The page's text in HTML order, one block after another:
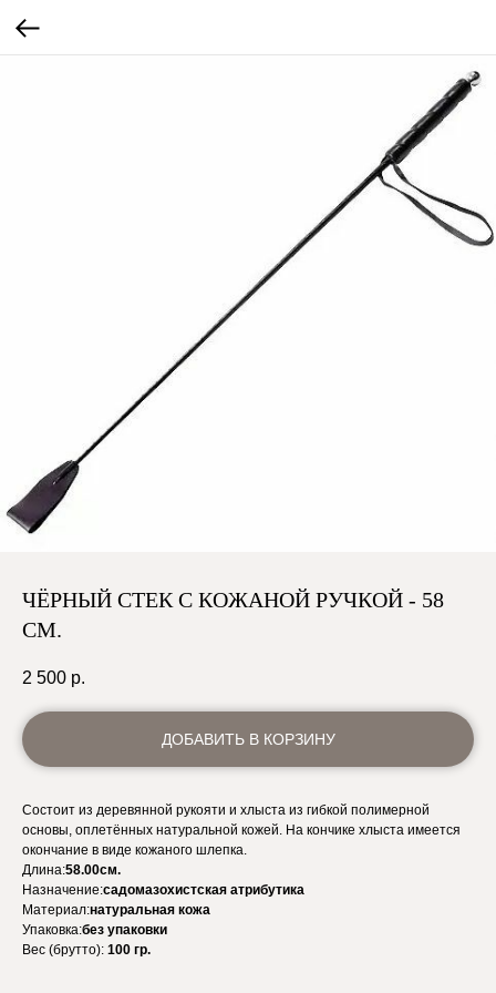
ЧЁРНЫЙ СТЕК С КОЖАНОЙ РУЧКОЙ - 58
СМ.
2 500 р.
ДОБАВИТЬ В КОРЗИНУ
Состоит из деревянной рукояти и хлыста из гибкой полимерной
основы, оплетённых натуральной кожей. На кончике хлыста имеется
окончание в виде кожаного шлепка.
Длина:58.00см.
Назначение:садомазохистская атрибутика
Материал:натуральная кожа
Упаковка:без упаковки
Вес (брутто): 100 гр.